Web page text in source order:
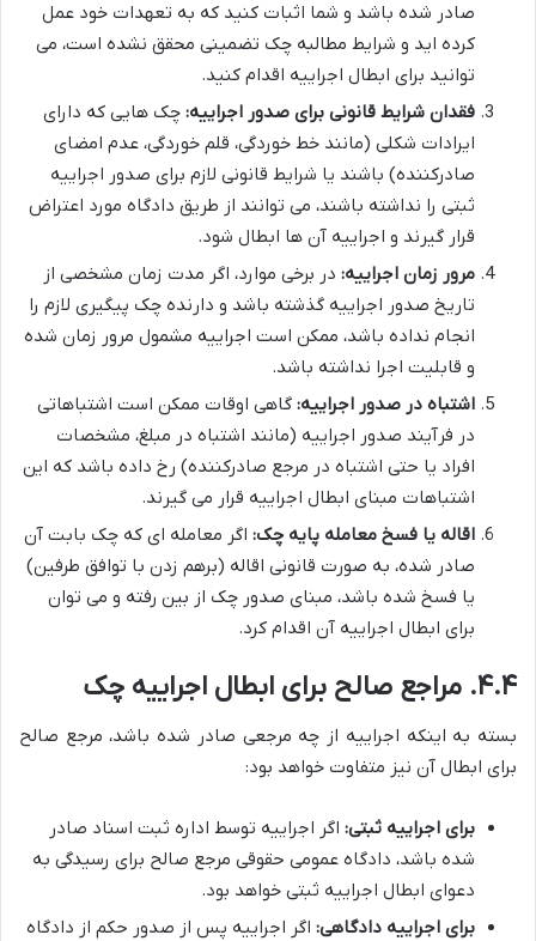
صادر شده باشد و شما اثبات کنید که به تعهدات خود عمل
کرده اید و شرایط مطالبه چک تضمینی محقق نشده است، می
توانید برای ابطال اجراییه اقدام کنید.
فقدان شرایط قانونی برای صدور اجراییه: چک هایی که دارای
ایرادات شکلی (مانند خط خوردگی، قلم خوردگی، عدم امضای
صادرکننده) باشند یا شرایط قانونی لازم برای صدور اجراییه
ثبتی را نداشته باشند، می توانند از طریق دادگاه مورد اعتراض
قرار گیرند و اجراییه آن ها ابطال شود.
مرور زمان اجراییه: در برخی موارد، اگر مدت زمان مشخصی از
تاریخ صدور اجراییه گذشته باشد و دارنده چک پیگیری لازم را
انجام نداده باشد، ممکن است اجراییه مشمول مرور زمان شده
و قابلیت اجرا نداشته باشد.
اشتباه در صدور اجراییه: گاهی اوقات ممکن است اشتباهاتی
در فرآیند صدور اجراییه (مانند اشتباه در مبلغ، مشخصات
افراد یا حتی اشتباه در مرجع صادرکننده) رخ داده باشد که این
اشتباهات مبنای ابطال اجراییه قرار می گیرند.
اقاله یا فسخ معامله پایه چک: اگر معامله ای که چک بابت آن
صادر شده، به صورت قانونی اقاله (برهم زدن با توافق طرفین)
یا فسخ شده باشد، مبنای صدور چک از بین رفته و می توان
برای ابطال اجراییه آن اقدام کرد.
۴.۴. مراجع صالح برای ابطال اجراییه چک
بسته به اینکه اجراییه از چه مرجعی صادر شده باشد، مرجع صالح
برای ابطال آن نیز متفاوت خواهد بود:
برای اجراییه ثبتی: اگر اجراییه توسط اداره ثبت اسناد صادر
شده باشد، دادگاه عمومی حقوقی مرجع صالح برای رسیدگی به
دعوای ابطال اجراییه ثبتی خواهد بود.
برای اجراییه دادگاهی: اگر اجراییه پس از صدور حکم از دادگاه